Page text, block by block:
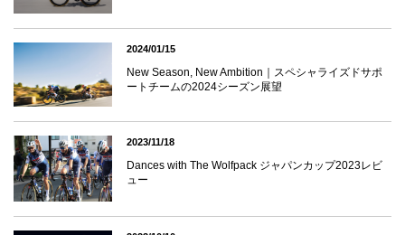
2024/01/15
New Season, New Ambition｜スペシャライズドサポ
ートチームの2024シーズン展望
2023/11/18
Dances with The Wolfpack ジャパンカップ2023レビ
ュー